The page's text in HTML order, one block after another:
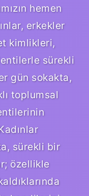
hemen
erkekler
kimlikleri,
sürekli
gün sokakta,
toplumsal
sürekli bir
özellikle